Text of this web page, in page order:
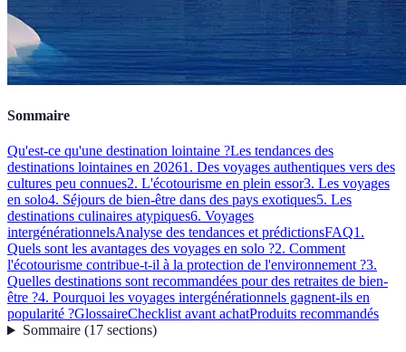
Sommaire
Qu'est-ce qu'une destination lointaine ?Les tendances des
destinations lointaines en 20261. Des voyages authentiques vers des
cultures peu connues2. L'écotourisme en plein essor3. Les voyages
en solo4. Séjours de bien-être dans des pays exotiques5. Les
destinations culinaires atypiques6. Voyages
intergénérationnelsAnalyse des tendances et prédictionsFAQ1.
Quels sont les avantages des voyages en solo ?2. Comment
l'écotourisme contribue-t-il à la protection de l'environnement ?3.
Quelles destinations sont recommandées pour des retraites de bien-
être ?4. Pourquoi les voyages intergénérationnels gagnent-ils en
popularité ?GlossaireChecklist avant achatProduits recommandés
Sommaire(17 sections)